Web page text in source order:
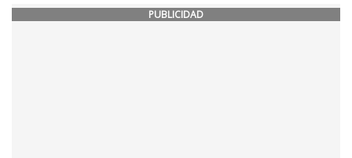
PUBLICIDAD